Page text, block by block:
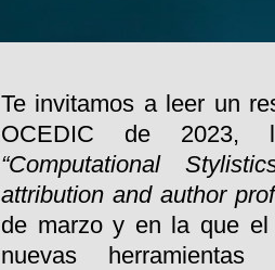
Te invitamos a leer un
OCEDIC de 2023,
“Computational
attribution and author
de marzo y en la que el
nuevas herramientas